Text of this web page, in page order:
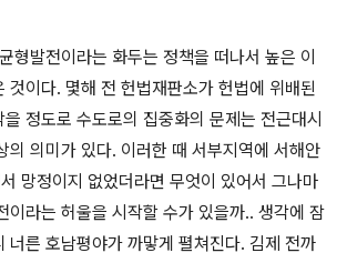
형발전이라는 화두는 정책을 떠나서 높은 이
것이다. 몇해 전 헌법재판소가 헌법에 위배된
정도로 수도로의 집중화의 문제는 전근대시
의 의미가 있다. 이러한 때 서부지역에 서해안
망정이지 없었더라면 무엇이 있어서 그나마
이라는 허울을 시작할 수가 있을까.. 생각에 잠
너른 호남평야가 까맣게 펼쳐진다. 김제 전까